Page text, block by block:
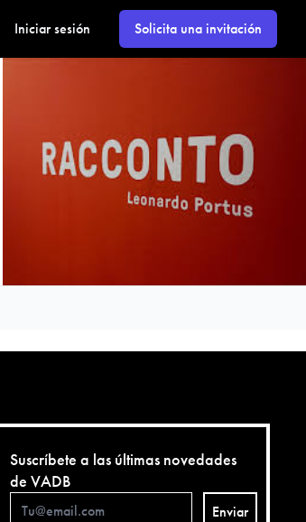
Iniciar sesión Solicita una invitación
Suscríbete a las últimas novedades
de VADB
Enviar